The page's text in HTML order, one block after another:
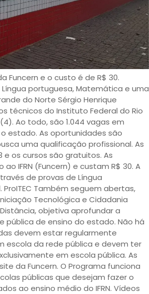
Funcern e o custo é de R$ 30.
portuguesa, Matemática e uma
do Norte Sérgio Henrique
técnicos do Instituto Federal do Rio
Ao todo, são 1.044 vagas em
estado. As oportunidades são
uma qualificação profissional. As
os cursos são gratuitos. As
IFRN (Funcern) e custam R$ 30. A
de provas de Língua
Também seguem abertas,
Tecnológica e Cidadania
objetiva aprofundar a
de ensino do estado. Não há
devem estar regularmente
escola da rede pública e devem ter
em escola pública. As
da Funcern. O Programa funciona
públicas que desejam fazer o
ao ensino médio do IFRN. Vídeos